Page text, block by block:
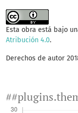
Esta obra está bajo
Atribución 4.0.
Derechos de autor